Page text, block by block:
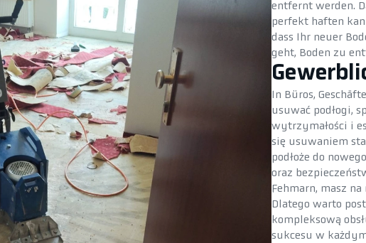
entfernt werden.
perfekt haften
dass Ihr neuer
geht, Boden zu
In Büros,
usuwać podłogi,
wytrzymałości i
się usuwaniem
podłoże do
oraz
Fehmarn, masz
Dlatego warto
kompleksową
sukcesu w